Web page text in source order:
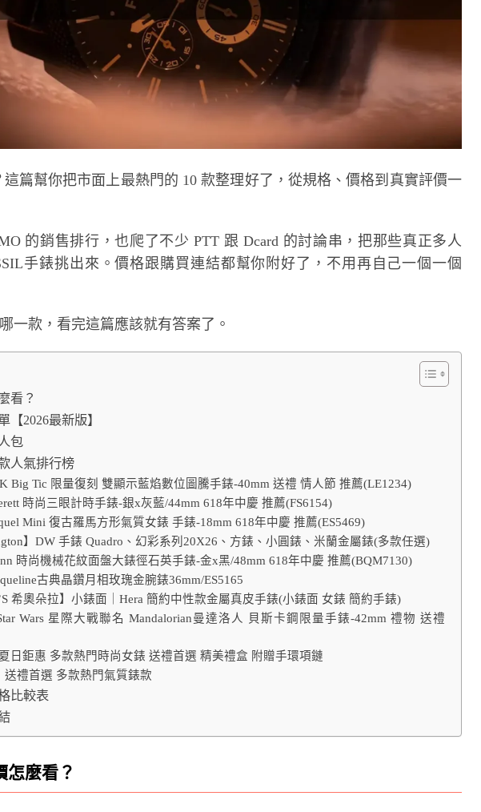
這篇幫你把市面上最熱門的 10 款整理好了，從規格、價格到真實評價一
的銷售排行，也爬了不少 PTT 跟 Dcard 的討論串，把那些真正多人
手錶挑出來。價格跟購買連結都幫你附好了，不用再自己一個一個
一款，看完這篇應該就有答案了。
看？
【2026最新版】
包
人氣排行榜
Big Tic 限量復刻 雙顯示藍焰數位圖騰手錶-40mm 送禮 情人節 推薦(LE1234)
時尚三眼計時手錶-銀x灰藍/44mm 618年中慶 推薦(FS6154)
Mini 復古羅馬方形氣質女錶 手錶-18mm 618年中慶 推薦(ES5469)
】DW 手錶 Quadro、幻彩系列20X26、方錶、小圓錶、米蘭金屬錶(多款任選)
時尚機械花紋面盤大錶徑石英手錶-金x黑/48mm 618年中慶 推薦(BQM7130)
古典晶鑽月相玫瑰金腕錶36mm/ES5165
希奧朵拉】小錶面｜Hera 簡約中性款金屬真皮手錶(小錶面 女錶 簡約手錶)
Wars 星際大戰聯名 Mandalorian曼達洛人 貝斯卡鋼限量手錶-42mm 禮物 送禮
日鉅惠 多款熱門時尚女錶 送禮首選 精美禮盒 附贈手環項鏈
送禮首選 多款熱門氣質錶款
比較表
怎麼看？